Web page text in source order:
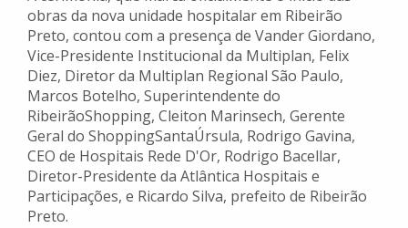
obras da nova unidade hospitalar em Ribeirão
Preto, contou com a presença de Vander Giordano,
Vice-Presidente Institucional da Multiplan, Felix
Diez, Diretor da Multiplan Regional São Paulo,
Marcos Botelho, Superintendente do
RibeirãoShopping, Cleiton Marinsech, Gerente
Geral do ShoppingSantaÚrsula, Rodrigo Gavina,
CEO de Hospitais Rede D'Or, Rodrigo Bacellar,
Diretor-Presidente da Atlântica Hospitais e
Participações, e Ricardo Silva, prefeito de Ribeirão
Preto.